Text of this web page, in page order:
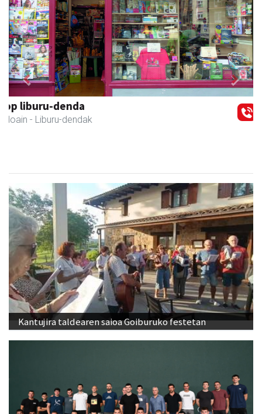
Asun denda
Andoain - Arropa-dendak
Previous Next
Kantujira taldearen saioa Goiburuko festetan